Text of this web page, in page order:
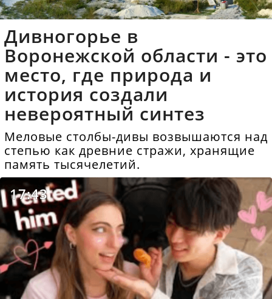
Дивногорье в
Воронежской области - это
место, где природа и
история создали
невероятный синтез
Меловые столбы-дивы возвышаются над
степью как древние стражи, хранящие
память тысячелетий.
17:43